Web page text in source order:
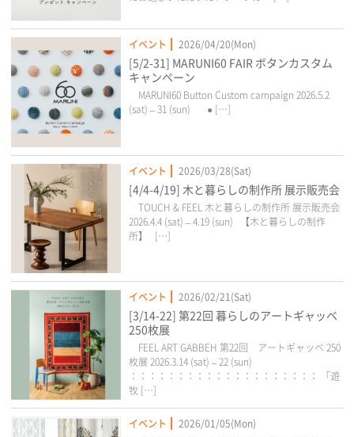
イベント 2026/04/20(Mon)
[5/2-31] MARUNI60 FAIR ボタンカスタム
キャンペーン
MARUNI60 Button Custom campaign 2026.5.2
(sat) – 31 (sun) ● […]
イベント 2026/03/28(Sat)
[4/4-4/19] 木と暮らしの制作所 展示販売会
TOUCH & FEEL 木と暮らしの制作所 展示販売会
2026.4.4 (sat) – 4.19 (sun) 【木と暮らしの制作
所】 […]
イベント 2026/02/21(Sat)
[3/14-22] 第22回 暮らしのアートギャッベ
250枚展
FEEL ART GABBEH 第22回 アートギャッベ 250
枚展 2026.3.14 (sat) – 22 (sun)
：：：：：：：：：：：：：：：：：：：： 「遊
牧 […]
イベント 2026/01/05(Mon)